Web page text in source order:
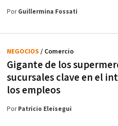
PorGuillermina Fossati
Gigante de los
sucursales clave en el
los empleos
NEGOCIOS / Comercio
PorPatricio Eleisegui